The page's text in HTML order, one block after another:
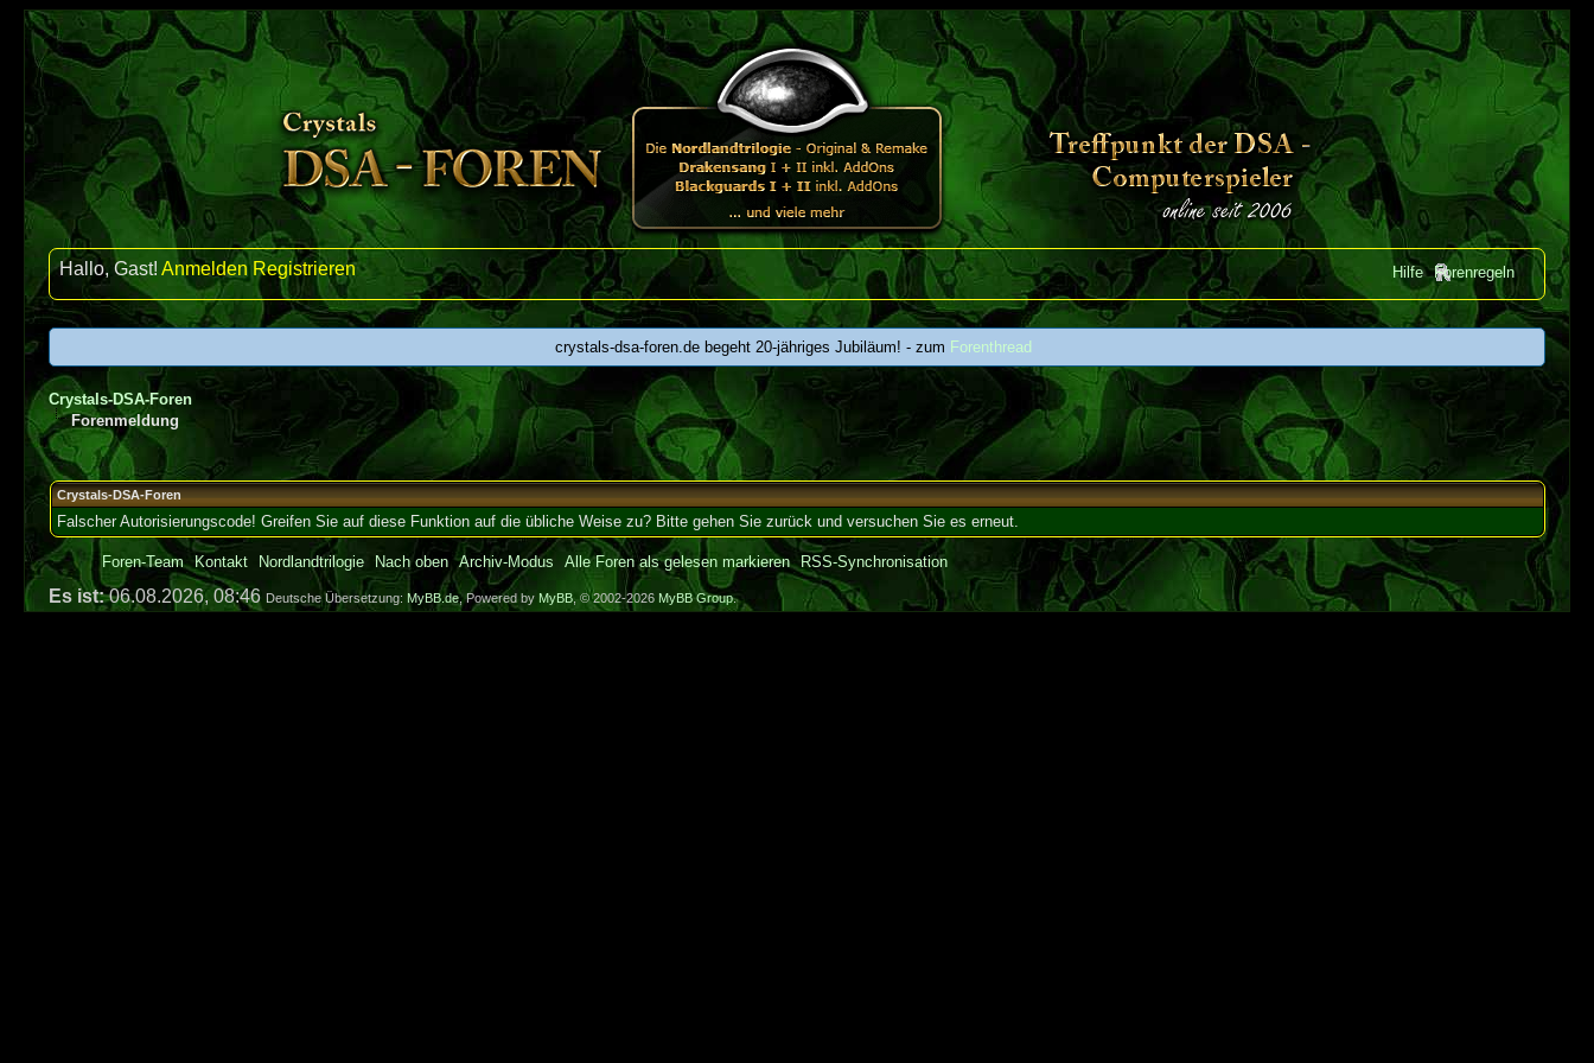
Hilfe Forenregeln
Hallo, Gast!Anmelden Registrieren
crystals-dsa-foren.de begeht 20-jähriges Jubiläum! - zum Forenthread
Crystals-DSA-Foren
Forenmeldung
Crystals-DSA-Foren
Falscher Autorisierungscode! Greifen Sie auf diese Funktion auf die übliche Weise zu? Bitte gehen Sie zurück und versuchen Sie es erneut.
Foren-Team Kontakt Nordlandtrilogie Nach oben Archiv-Modus Alle Foren als gelesen markieren RSS-Synchronisation
Es ist:06.08.2026, 08:46 Deutsche Übersetzung: MyBB.de, Powered byMyBB , © 2002-2026 MyBB Group.